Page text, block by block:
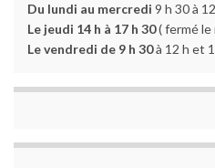
Du lundi au mercredi 9 h 30 à
Le jeudi 14 h à 17 h 30( fermé le
Le vendredi de 9 h 30à 12 h et